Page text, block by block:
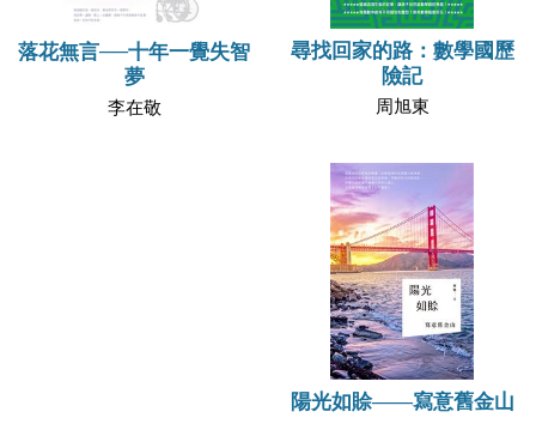
落花無言──十年一覺失智
夢
李在敬
尋找回家的路：數學國歷
險記
周旭東
陽光如賒——寫意舊金山